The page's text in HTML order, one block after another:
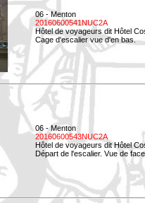
06 - Menton
20160600541NUC2A
Hôtel de voyageurs dit Hôtel
Cage d'escalier vue d'en bas.
06 - Menton
20160600543NUC2A
Hôtel de voyageurs dit Hôtel
Départ de l'escalier. Vue de